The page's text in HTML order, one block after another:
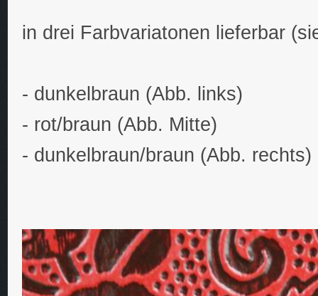
in drei Farbvariatonen lieferbar
- dunkelbraun (Abb. links)
- rot/braun (Abb. Mitte)
- dunkelbraun/braun (Abb. rechts)